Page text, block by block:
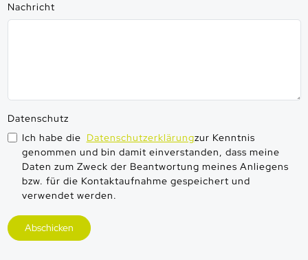
Nachricht
Datenschutz
Ich habe die Datenschutzerklärungzur Kenntnis
genommen und bin damit einverstanden, dass meine
Daten zum Zweck der Beantwortung meines Anliegens
bzw. für die Kontaktaufnahme gespeichert und
verwendet werden.